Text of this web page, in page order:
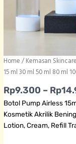
Home /Kemasan Skincare
15 ml 30 ml 50 ml 80 ml
Rp9.300 – Rp
Botol Pump Airless
Kosmetik Akrilik
Lotion, Cream, Refill